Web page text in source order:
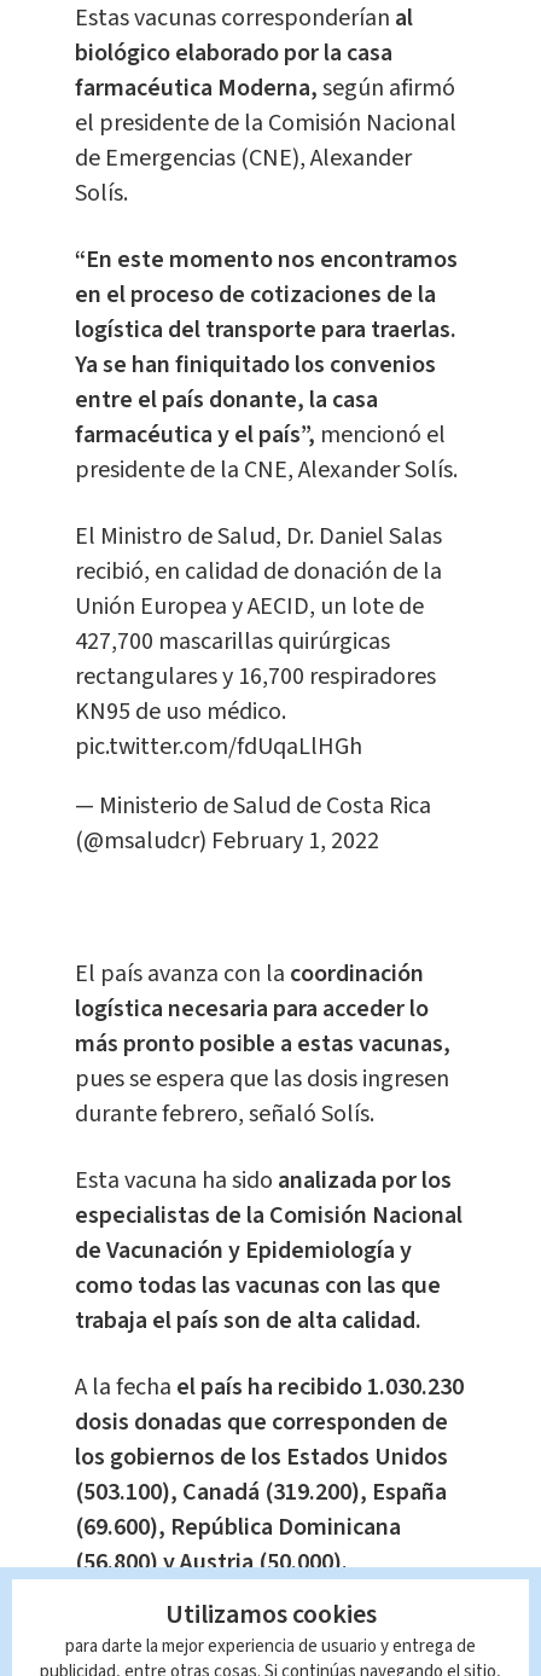
Estas vacunas corresponderían al
biológico elaborado por la casa
farmacéutica Moderna,según afirmó
el presidente de la Comisión Nacional
de Emergencias (CNE), Alexander
Solís.
“En este momento nos encontramos
en el proceso de cotizaciones de la
logística del transporte para traerlas.
Ya se han finiquitado los convenios
entre el país donante, la casa
farmacéutica y el país”, mencionó el
presidente de la CNE, Alexander Solís.
El Ministro de Salud, Dr. Daniel Salas
recibió, en calidad de donación de la
Unión Europea y AECID, un lote de
427,700 mascarillas quirúrgicas
rectangulares y 16,700 respiradores
KN95 de uso médico.
pic.twitter.com/fdUqaLlHGh
— Ministerio de Salud de Costa Rica
(@msaludcr) February 1, 2022
El país avanza con la coordinación
logística necesaria para acceder lo
más pronto posible a estas vacunas,
pues se espera que las dosis ingresen
durante febrero, señaló Solís.
Esta vacuna ha sido analizada por los
especialistas de la Comisión Nacional
de Vacunación y Epidemiología y
como todas las vacunas con las que
trabaja el país son de alta calidad.
A la fecha el país ha recibido 1.030.230
dosis donadas que corresponden de
los gobiernos de los Estados Unidos
(503.100), Canadá (319.200), España
(69.600), República Dominicana
(56.800) y Austria (50.000).
Te Recomendamos
Casos,
Utilizamos cookies
para darte la mejor experiencia de usuario y entrega de